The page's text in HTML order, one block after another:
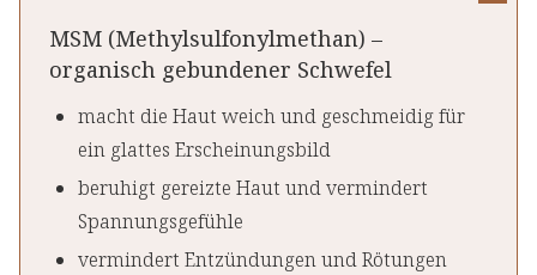
MSM (Methylsulfonylmethan) –
organisch gebundener Schwefel
macht die Haut weich und geschmeidig für
ein glattes Erscheinungsbild
beruhigt gereizte Haut und vermindert
Spannungsgefühle
vermindert Entzündungen und Rötungen